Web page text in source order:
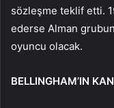
sözleşme teklif etti.
ederse Alman
oyuncu olacak.
BELLINGHAM’IN